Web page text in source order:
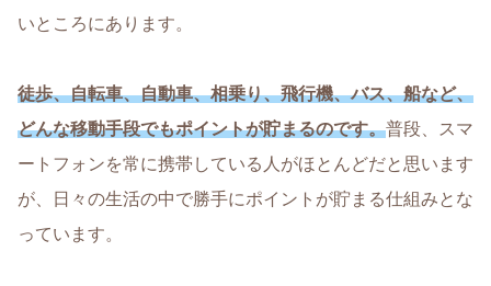
いところにあります。
徒歩、自転車、自動車、相乗り、飛行機、バス、船など、
どんな移動手段でもポイントが貯まるのです。普段、スマ
ートフォンを常に携帯している人がほとんどだと思います
が、日々の生活の中で勝手にポイントが貯まる仕組みとな
っています。